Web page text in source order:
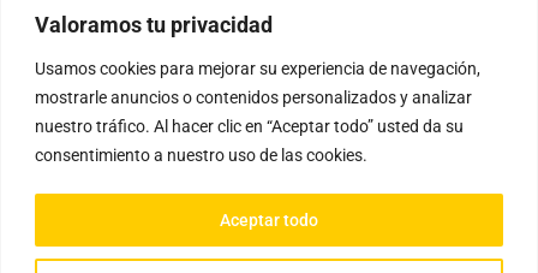
Valoramos tu privacidad
Usamos cookies para mejorar su experiencia de navegación,
mostrarle anuncios o contenidos personalizados y analizar
nuestro tráfico. Al hacer clic en “Aceptar todo” usted da su
consentimiento a nuestro uso de las cookies.
Aceptar todo